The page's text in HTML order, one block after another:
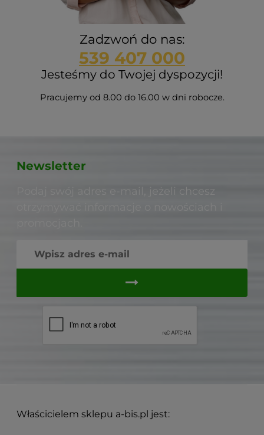
Zadzwoń do nas:
539 407 000
Jesteśmy do Twojej dyspozycji!
Pracujemy od 8.00 do 16.00 w dni robocze.
Newsletter
Podaj swój adres e-mail, jeżeli chcesz
Właścicielem sklepu a-bis.pl jest: